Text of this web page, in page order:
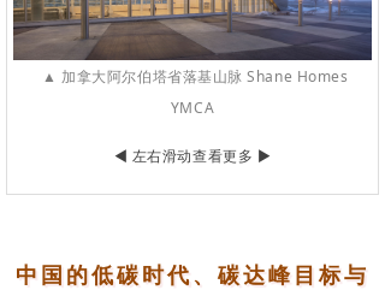
▲ 加拿大阿尔伯塔省落基山脉 Shane Homes
YMCA
◀ 左右滑动查看更多 ▶
中国的低碳时代、碳达峰目标与